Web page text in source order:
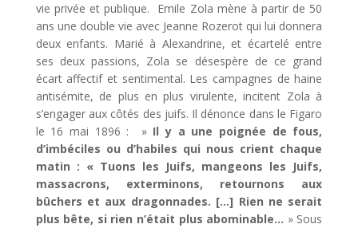
vie privée et publique. Emile Zola mène à partir de 50
ans une double vie avec Jeanne Rozerot qui lui donnera
deux enfants. Marié à Alexandrine, et écartelé entre
ses deux passions, Zola se désespère de ce grand
écart affectif et sentimental. Les campagnes de haine
antisémite, de plus en plus virulente, incitent Zola à
s’engager aux côtés des juifs. Il dénonce dans le Figaro
le 16 mai 1896 : » Il y a une poignée de fous,
d’imbéciles ou d’habiles qui nous crient chaque
matin : « Tuons les Juifs, mangeons les Juifs,
massacrons, exterminons, retournons aux
bûchers et aux dragonnades. […] Rien ne serait
plus bête, si rien n’était plus abominable… » Sous